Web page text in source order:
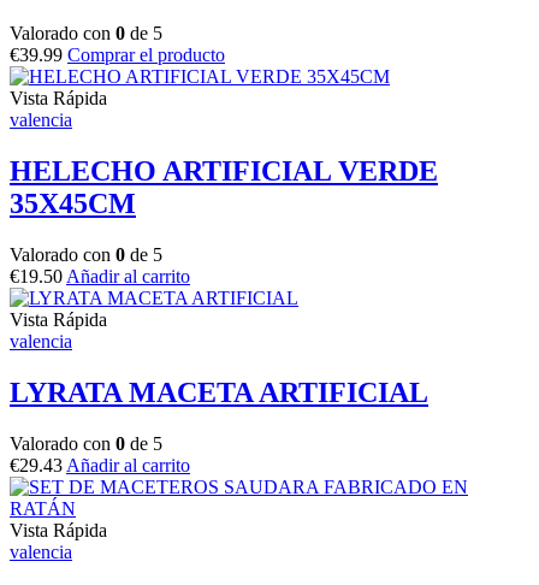
Valorado con 0 de 5
€39.99 Comprar el producto
Vista Rápida
valencia
HELECHO ARTIFICIAL VERDE
35X45CM
Valorado con 0 de 5
€19.50 Añadir al carrito
Vista Rápida
valencia
LYRATA MACETA ARTIFICIAL
Valorado con 0 de 5
€29.43 Añadir al carrito
Vista Rápida
valencia